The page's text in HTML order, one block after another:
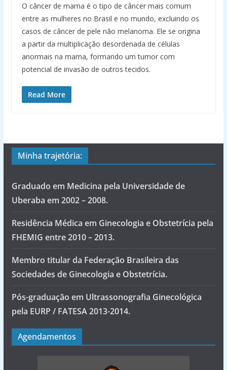
O câncer de mama é o tipo de câncer mais comum
entre as mulheres no Brasil e no mundo, excluindo os
casos de câncer de pele não melanoma. Ele se origina
a partir da multiplicação desordenada de células
anormais na mama, formando um tumor com
potencial de invasão de outros tecidos.
Read More
Minha trajetória:
Graduado em Medicina pela Universidade de
Uberaba em 2002 – 2008.
Residência Médica em Ginecologia e Obstetrícia pela
FHEMIG entre 2010 – 2013.
Membro titular da Federação Brasileira das
Sociedades de Ginecologia e Obstetrícia.
Pós-graduação em Ultrassonografia Ginecológica
pela EURP / FATESA 2013-2014.
Agendamentos